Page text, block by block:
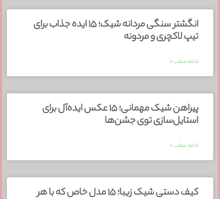
انگشتر سنگی مردانه شیک؛ ۱۵ ایده جذاب برای
تیپ لاکچری و مردونه
ادامه مطلب »
پیراهن شیک مهمانی؛ ۱۵ عکس ایده‌آل برای
استایل‌سازی توی جشن‌ها
ادامه مطلب »
کیف دستی شیک زیبا؛ ۱۵ مدل خاص که با هر